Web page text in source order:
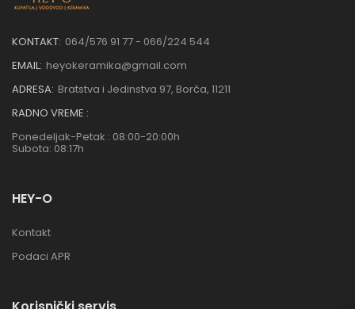
KONTAKT: 064/576 91 77 - 066/224 544
EMAIL: heyokeramika@gmail.com
ADRESA: Bratstva i Jedinstva 97, Borča, 11211
RADNO VREME :
Ponedeljak-Petak : 08:00-20:00h
Subota: 08:17h
HEY-O
Kontakt
Podaci APR